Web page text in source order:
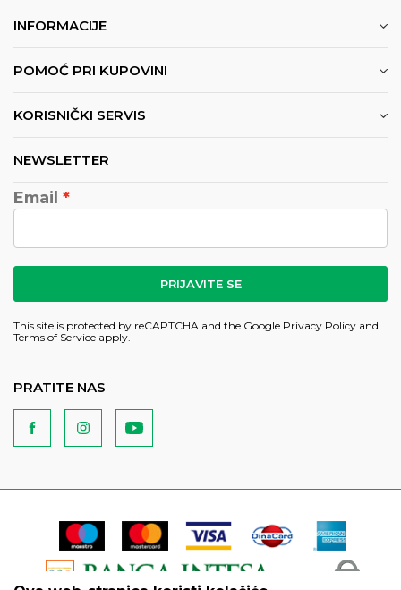
INFORMACIJE
POMOĆ PRI KUPOVINI
KORISNIČKI SERVIS
NEWSLETTER
Email
PRIJAVITE SE
This site is protected by reCAPTCHA and the Google Privacy Policy and
Terms of Service apply.
PRATITE NAS